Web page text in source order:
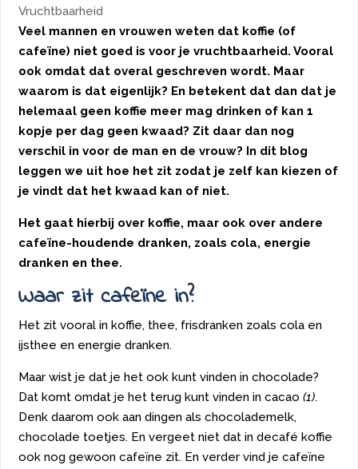
Vruchtbaarheid
Veel mannen en vrouwen weten dat koffie (of
cafeïne) niet goed is voor je vruchtbaarheid. Vooral
ook omdat dat overal geschreven wordt. Maar
waarom is dat eigenlijk? En betekent dat dan dat je
helemaal geen koffie meer mag drinken of kan 1
kopje per dag geen kwaad? Zit daar dan nog
verschil in voor de man en de vrouw? In dit blog
leggen we uit hoe het zit zodat je zelf kan kiezen of
je vindt dat het kwaad kan of niet.
Het gaat hierbij over koffie, maar ook over andere
cafeïne-houdende dranken, zoals cola, energie
dranken en thee.
Waar zit cafeïne in?
Het zit vooral in koffie, thee, frisdranken zoals cola en
ijsthee en energie dranken.
Maar wist je dat je het ook kunt vinden in chocolade?
Dat komt omdat je het terug kunt vinden in cacao(1).
Denk daarom ook aan dingen als chocolademelk,
chocolade toetjes. En vergeet niet dat in decafé koffie
ook nog gewoon cafeïne zit. En verder vind je cafeïne